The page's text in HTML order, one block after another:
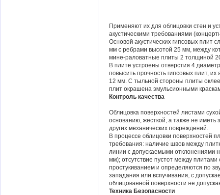
Применяют их для облицовки стен и
акустическими требованиями
Основой акустических гипсовых плит
мм с ребрами высотой 25 мм, между
мине-раловатные плиты 2 толщиной
В плите устроены отверстия 4
повысить прочность гипсовых плит,
12 мм. С тыльной стороны плиты
плит окрашена эмульсионными
Контроль качества
Облицовка поверхностей листами
основанию, жесткой, а также не иметь
других механических повреждений.
В процессе облицовки поверхностей
требования: наличие швов между
линии с допускаемыми отклонениями
мм); отсутствие пустот между
простукиванием и определяются по
западания или вспучивания, с
облицованной поверхности не
Техника Безопасности